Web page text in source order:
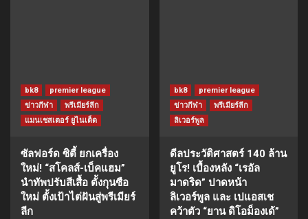
bk8
premier league
ข่าวกีฬา
พรีเมียร์ลีก
แมนเชสเตอร์ ยูไนเต็ด
ซัลฟอร์ด ซิตี้ ยกเครื่อง
ใหม่! “สโคลส์-เบ็คแฮม”
นำทัพปรับสีเสื้อ ตั้งกุนซือ
ใหม่ ตั้งเป้าไต่ฝันสู่พรีเมียร์
ลีก
bk8
premier league
ข่าวกีฬา
พรีเมียร์ลีก
ลิเวอร์พูล
ดีลประวัติศาสตร์ 140 ล้าน
ยูโร! เบื้องหลัง “เรอัล
มาดริด” ปาดหน้า
ลิเวอร์พูล และ เปแอสเช
คว้าตัว “ยาน ดิโอม็องเด้”